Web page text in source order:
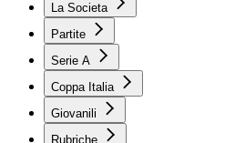
La Societa
Partite
Serie A
Coppa Italia
Giovanili
Rubriche